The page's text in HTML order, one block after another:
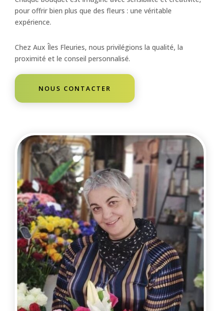
pour offrir bien plus que des fleurs : une véritable
expérience.
Chez Aux Îles Fleuries, nous privilégions la qualité, la
proximité et le conseil personnalisé.
NOUS CONTACTER